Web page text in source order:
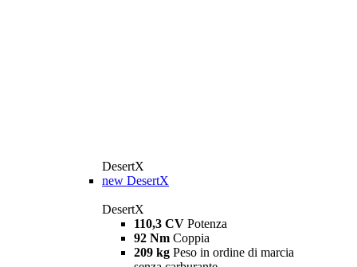
DesertX
new DesertX
DesertX
110,3 CV Potenza
92 Nm Coppia
209 kg Peso in ordine di marcia